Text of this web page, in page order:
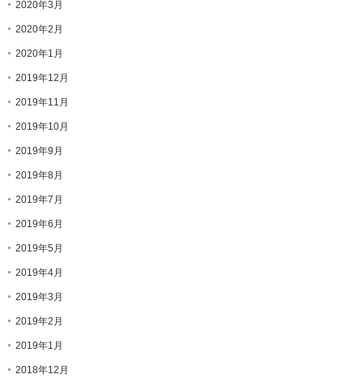
2020年3月
2020年2月
2020年1月
2019年12月
2019年11月
2019年10月
2019年9月
2019年8月
2019年7月
2019年6月
2019年5月
2019年4月
2019年3月
2019年2月
2019年1月
2018年12月